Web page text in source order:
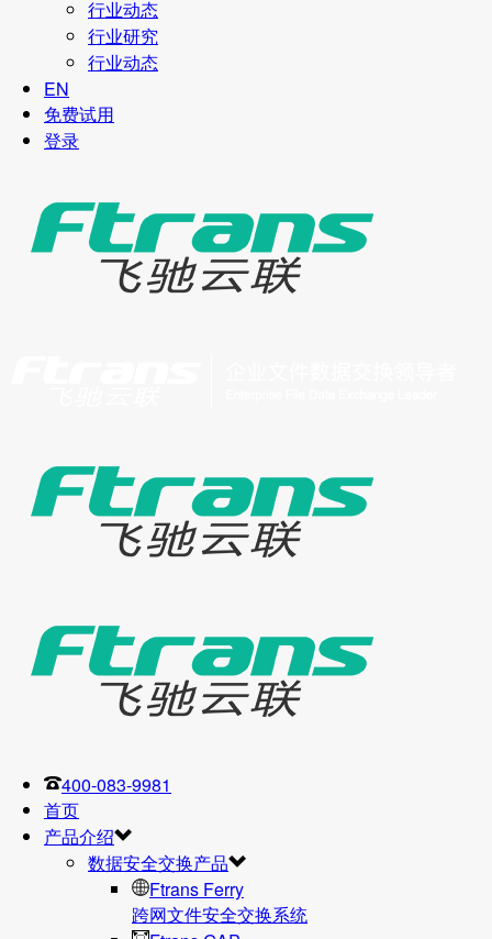
行业动态
行业研究
行业动态
EN
免费试用
登录
400-083-9981
首页
产品介绍
数据安全交换产品
Ftrans Ferry
跨网文件安全交换系统